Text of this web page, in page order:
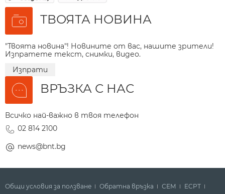
ТВОЯТА НОВИНА
"Твоята новина"! Новините от вас, нашите зрители!
Изпратете текст, снимки, видео.
Изпрати
ВРЪЗКА С НАС
Всичко най-важно в твоя телефон
02 814 2100
news@bnt.bg
Общи условия за ползване Обратна връзка СЕМ ECPT